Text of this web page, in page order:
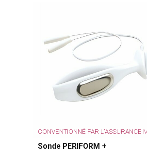
CONVENTIONNÉ PAR L'ASSURANCE
Sonde PERIFORM +